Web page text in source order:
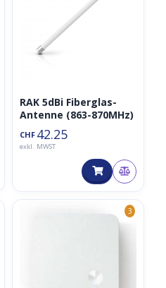
RAK 5dBi Fiberglas-
Antenne (863-870MHz)
CHF 42.25
exkl. MWST
3